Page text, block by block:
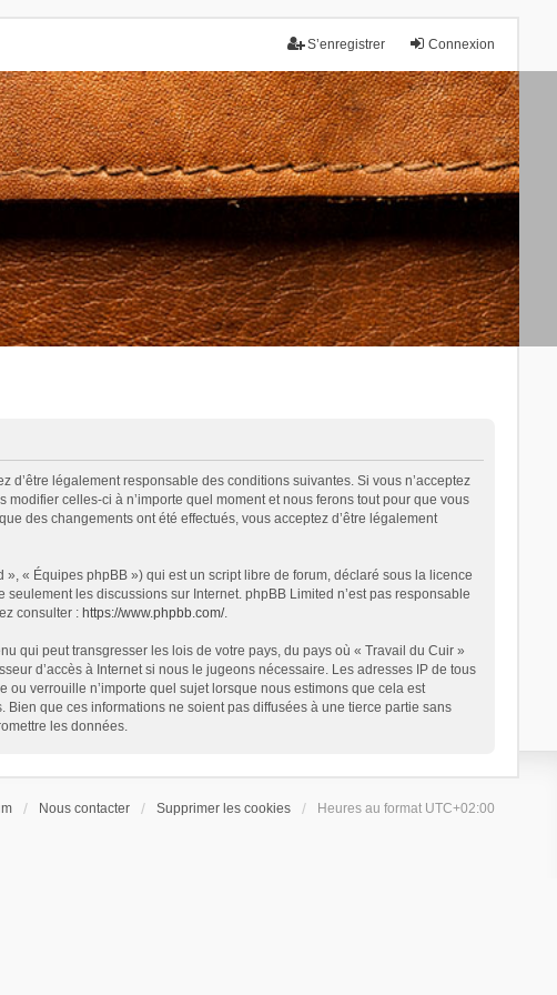
Connexion
S’enregistrer
légalement responsable des conditions suivantes. Si vous n’acceptez
celles-ci à n’importe quel moment et nous ferons tout pour que vous
des changements ont été effectués, vous acceptez d’être légalement
« Équipes phpBB ») qui est un script libre de forum, déclaré sous la licence
seulement les discussions sur Internet. phpBB Limited n’est pas responsable
consulter : https://www.phpbb.com/.
qui peut transgresser les lois de votre pays, du pays où « Travail du Cuir »
d’accès à Internet si nous le jugeons nécessaire. Les adresses IP de tous
verrouille n’importe quel sujet lorsque nous estimons que cela est
que ces informations ne soient pas diffusées à une tierce partie sans
les données.
Nous contacter Supprimer les cookies Heures au format UTC+02:00